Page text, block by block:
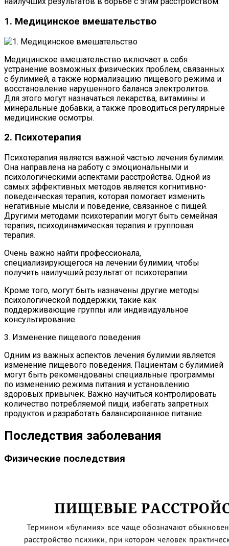
1. Медицинское вмешательство
Медицинское вмешательство включает в себя
устранение возможных физических проблем, связанных
с булимией, а также нормализацию пищевого режима и
восстановление нарушенного баланса электролитов.
Для этого могут назначаться лекарства, витамины и
минеральные добавки, а также проводиться регулярные
медицинские осмотры.
2. Психотерапия
Психотерапия является важной частью лечения булимии.
Она направлена на работу с эмоциональными и
психологическими аспектами расстройства. Одной из
самых эффективных методов является когнитивно-
поведенческая терапия, которая помогает изменить
негативные мысли и поведение, связанное с пищей.
Другими методами психотерапии могут быть семейная
терапия, психодинамическая терапия и групповая
терапия.
Очень важно найти профессионала,
специализирующегося на лечении булимии, чтобы
получить наилучший результат от психотерапии.
Кроме того, могут быть назначены другие методы
психологической поддержки, такие как
поддерживающие группы или индивидуальное
консультирование.
3. Изменение пищевого поведения
Одним из важных аспектов лечения булимии является
изменение пищевого поведения. Пациентам с булимией
могут быть рекомендованы специальные программы
по изменению режима питания и установлению
здоровых привычек. Важно научиться контролировать
количество потребляемой пищи, избегать запретных
продуктов и разработать балансированное питание.
Последствия заболевания
Физические последствия